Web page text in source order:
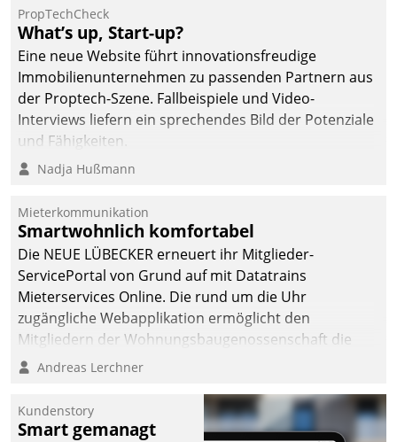
PropTechCheck
What’s up, Start-up?
Eine neue Website führt innovationsfreudige
Immobilienunternehmen zu passenden Partnern aus
der Proptech-Szene. Fallbeispiele und Video-
Interviews liefern ein sprechendes Bild der Potenziale
und Fähigkeiten.
Nadja Hußmann
Mieterkommunikation
Smartwohnlich komfortabel
Die NEUE LÜBECKER erneuert ihr Mitglieder-
ServicePortal von Grund auf mit Datatrains
Mieterservices Online. Die rund um die Uhr
zugängliche Webapplikation ermöglicht den
Mitgliedern der Wohnungs­bau­genossenschaft die
Kontaktaufnahme per Smartphone, Tablet oder PC.
Andreas Lerchner
Kundenstory
Smart gemanagt